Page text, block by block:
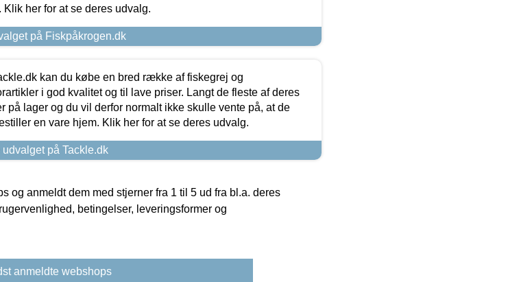
Klik her for at se deres udvalg.
på Fiskpåkrogen.dk
kan du købe en bred række af fiskegrej og
i god kvalitet og til lave priser. Langt de fleste af deres
på lager og du vil derfor normalt ikke skulle vente på, at de
en vare hjem. Klik her for at se deres udvalg.
udvalget på Tackle.dk
og anmeldt dem med stjerner fra 1 til 5 ud fra bl.a. deres
betingelser, leveringsformer og
anmeldte webshops